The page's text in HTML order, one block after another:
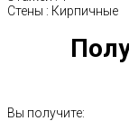
Стены : Кирпичные
Вы получите: